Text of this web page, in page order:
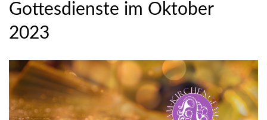
Gottesdienste im Oktober
2023